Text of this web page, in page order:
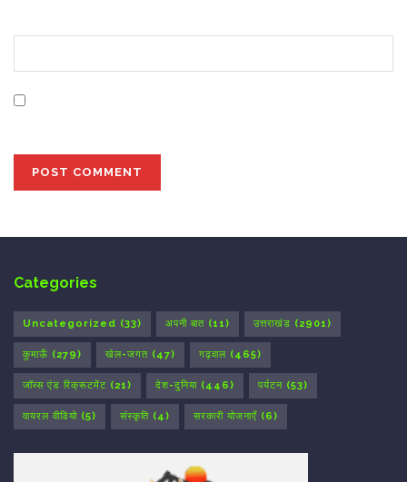
Categories
Uncategorized (33) अपनी बात (11) उत्तराखंड (2901)
कुमाऊँ (279) खेल-जगत (47) गढ़वाल (465)
जॉब्स एंड रिक्रूटमेंट (21) देश-दुनिया (446) पर्यटन (53)
वायरल वीडियो (5) संस्कृति (4) सरकारी योजनाएँ (6)